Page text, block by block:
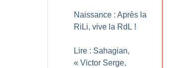
Naissance : Après la
RiLi, vive la RdL !
Lire : Sahagian,
« Victor Serge,